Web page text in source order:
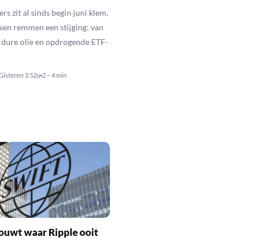
zit al sinds begin juni klem.
remmen een stijging: van
olie en opdrogende ETF-
3:52u 2 – 4 min
waar Ripple ooit